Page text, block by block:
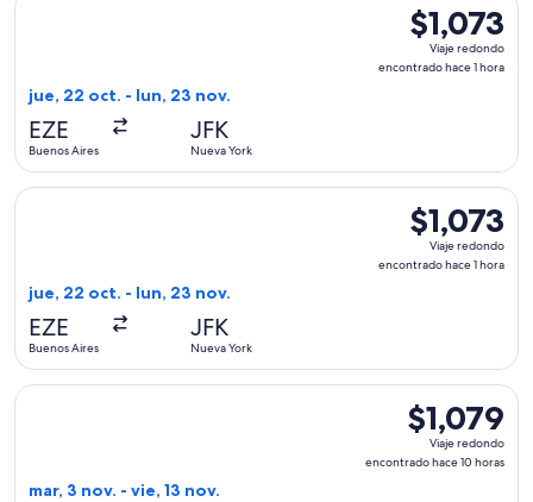
$1,073
Viaje
redondo,
$1,073
Viaje redondo
encontrado hace 1 hora
jue, 22 oct. - lun, 23 nov.
EZE
Buenos Aires
JFK
Nueva York
$1,073
Viaje
redondo,
$1,073
Viaje redondo
encontrado hace 1 hora
jue, 22 oct. - lun, 23 nov.
EZE
Buenos Aires
JFK
Nueva York
Seleccionar vuelo de Delta, con salida el jue, 22 oct. desde
$1,079
Viaje
redondo,
$1,079
Viaje redondo
encontrado hace 10 horas
mar, 3 nov. - vie, 13 nov.
Seleccionar vuelo de LATAM Airlines Group, con salida el